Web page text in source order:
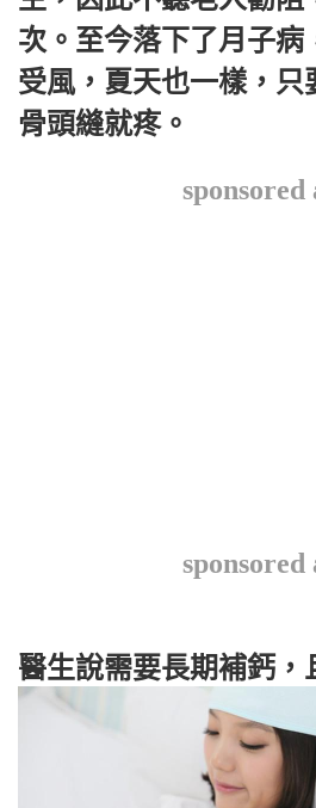
次。至今落下了月子病
受風，夏天也一樣，只
骨頭縫就疼。
sponsored
sponsored
醫生說需要長期補鈣，